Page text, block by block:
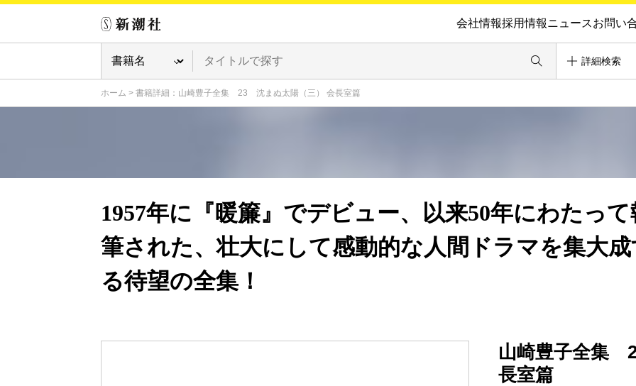
会社情報採用情報ニュースお問い
詳細検索
ホーム > 書籍詳細：山崎豊子全集 23 沈まぬ太陽（三） 会長室篇
山崎豊子全集
長室篇
1957年に『暖簾』でデビュー、以来50年にわたって
筆された、壮大にして感動的な人間ドラマを集大成
る待望の全集！